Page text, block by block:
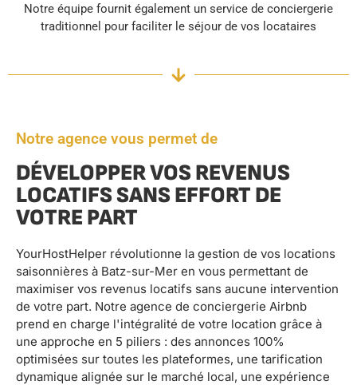
Notre équipe fournit également un service de conciergerie
traditionnel pour faciliter le séjour de vos locataires
Notre agence vous permet de
DÉVELOPPER VOS REVENUS
LOCATIFS SANS EFFORT DE
VOTRE PART
YourHostHelper révolutionne la gestion de vos locations
saisonnières à Batz-sur-Mer en vous permettant de
maximiser vos revenus locatifs sans aucune intervention
de votre part. Notre agence de conciergerie Airbnb
prend en charge l'intégralité de votre location grâce à
une approche en 5 piliers : des annonces 100%
optimisées sur toutes les plateformes, une tarification
dynamique alignée sur le marché local, une expérience